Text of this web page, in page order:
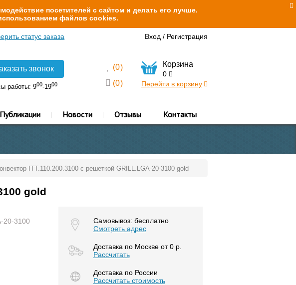
посетителей с сайтом и делать его лучше.
файлов cookies.
статус заказа Вход / Регистрация
звонок
работы: 900-1900
(0)
(0)
Корзина
0
Перейти в корзину
Публикации Новости Отзывы Контакты
ITT.110.200.3100 с решеткой GRILL.LGA-20-3100 gold
gold
20-3100
Самовывоз: бесплатно
Смотреть адрес
Доставка по Москве от 0 р.
Расcчитать
Доставка по России
Рассчитать стоимость